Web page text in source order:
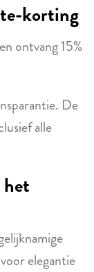
korting
ontvang 15%
De
alle
elegantie